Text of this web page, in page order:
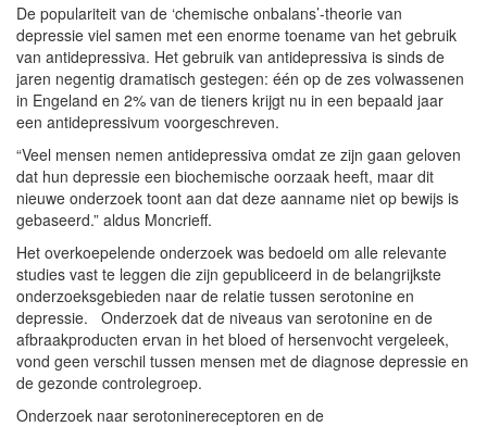
De populariteit van de ‘chemische onbalans’-theorie van
depressie viel samen met een enorme toename van het gebruik
van antidepressiva. Het gebruik van antidepressiva is sinds de
jaren negentig dramatisch gestegen: één op de zes volwassenen
in Engeland en 2% van de tieners krijgt nu in een bepaald jaar
een antidepressivum voorgeschreven.
“Veel mensen nemen antidepressiva omdat ze zijn gaan geloven
dat hun depressie een biochemische oorzaak heeft, maar dit
nieuwe onderzoek toont aan dat deze aanname niet op bewijs is
gebaseerd.” aldus Moncrieff.
Het overkoepelende onderzoek was bedoeld om alle relevante
studies vast te leggen die zijn gepubliceerd in de belangrijkste
onderzoeksgebieden naar de relatie tussen serotonine en
depressie. Onderzoek dat de niveaus van serotonine en de
afbraakproducten ervan in het bloed of hersenvocht vergeleek,
vond geen verschil tussen mensen met de diagnose depressie en
de gezonde controlegroep.
Onderzoek naar serotoninereceptoren en de